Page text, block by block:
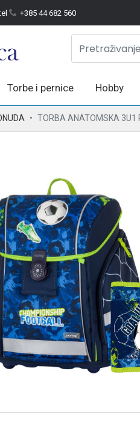
+385 44 682 560
Torbe i pernice Hobby
TORBA ANATOMSKA 3U1